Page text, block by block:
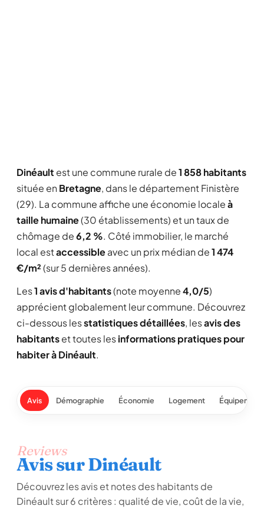
Dinéault est une commune rurale de1 858 habitants
située en Bretagne, dans le département Finistère
(29). La commune affiche une économie localeà
taille humaine(30 établissements) et un taux de
chômage de6,2 %. Côté immobilier, le marché
local estaccessibleavec un prix médian de1 474
€/m²(sur 5 dernières années).
Les1 avis d'habitants(note moyenne4,0/5)
apprécient globalement leur commune. Découvrez
ci-dessous lesstatistiques détaillées, lesavis des
habitantset toutes lesinformations pratiques pour
habiter à Dinéault.
Avis Démographie Économie Logement
Reviews
Avis sur Dinéault
Découvrez les avis et notes des habitants de
Dinéault sur 6 critères : qualité de vie, coût de la vie,